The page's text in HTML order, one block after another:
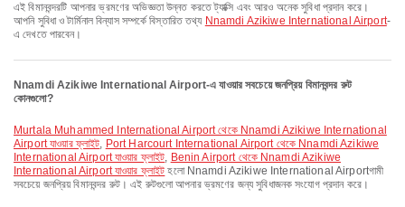
এই বিমানবন্দরটি আপনার ভ্রমণের অভিজ্ঞতা উন্নত করতে ট্যাক্সি এবং আরও অনেক সুবিধা প্রদান করে।
আপনি সুবিধা ও টার্মিনাল বিন্যাস সম্পর্কে বিস্তারিত তথ্য Nnamdi Azikiwe International Airport-
এ দেখতে পারবেন।
Nnamdi Azikiwe International Airport-এ যাওয়ার সবচেয়ে জনপ্রিয় বিমানবন্দর রুট
কোনগুলো?
Murtala Muhammed International Airport থেকে Nnamdi Azikiwe International
Airport যাওয়ার ফ্লাইট, Port Harcourt International Airport থেকে Nnamdi Azikiwe
International Airport যাওয়ার ফ্লাইট, Benin Airport থেকে Nnamdi Azikiwe
International Airport যাওয়ার ফ্লাইট হলো Nnamdi Azikiwe International Airportগামী
সবচেয়ে জনপ্রিয় বিমানবন্দর রুট। এই রুটগুলো আপনার ভ্রমণের জন্য সুবিধাজনক সংযোগ প্রদান করে।